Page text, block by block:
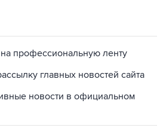
главных новостей сайта
новости в официальном